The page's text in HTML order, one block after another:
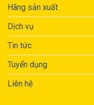
Hãng sản xuất
Dịch vụ
Tin tức
Tuyển dụng
Liên hệ